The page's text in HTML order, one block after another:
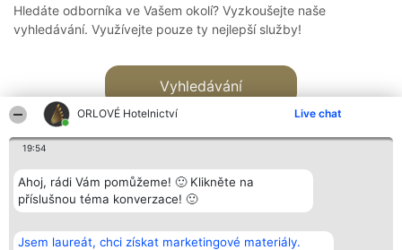
ORLOVÉ Hotelnictví Live chat
19:54
Ahoj, rádi Vám pomůžeme! 🙂 Klikněte na
příslušnou téma konverzace! 🙂
Jsem laureát, chci získat marketingové materiály.
Hledáte odborníka ve Vašem okolí? Vyzkoušejte naše
vyhledávání. Využívejte pouze ty nejlepší služby!
Vyhledávání
Bright Side Solutions sp. z o.
o. sp. k.
Vítězové
Seznam všech
Kontakt